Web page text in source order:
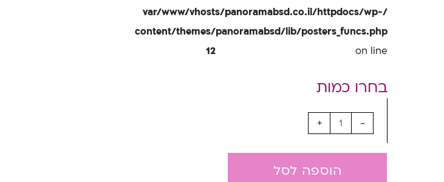
/var/www/vhosts/panoramabsd.co.il/httpdocs/wp-
content/themes/panoramabsd/lib/posters_funcs.php
on line
12
-
+
הוספה לסל